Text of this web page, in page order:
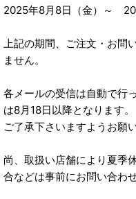
2025年8月8日（金）～
上記の期間、ご注文・お問
ません。
各メールの受信は自動で行
は8月18日以降となります
ご了承下さいますようお願
尚、取扱い店舗により夏季
合などは事前にお問い合わ